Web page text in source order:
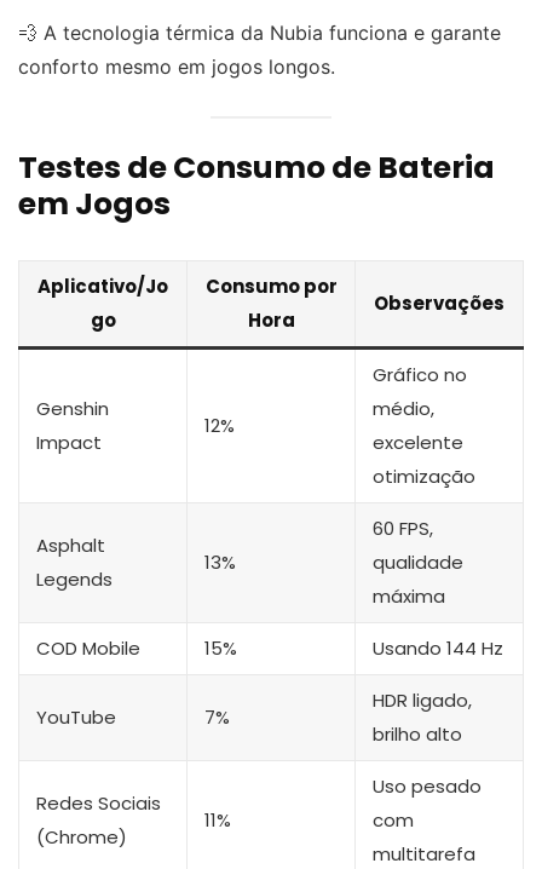
💨 A tecnologia térmica da Nubia funciona e garante
conforto mesmo em jogos longos.
Testes de Consumo de Bateria
em Jogos
Aplicativo/Jo
go
Consumo por
Hora
Observações
Genshin
Impact
12%
Gráfico no
médio,
excelente
otimização
Asphalt
Legends
13%
60 FPS,
qualidade
máxima
COD Mobile 15% Usando 144 Hz
YouTube 7%
HDR ligado,
brilho alto
Redes Sociais
(Chrome)
11%
Uso pesado
com
multitarefa